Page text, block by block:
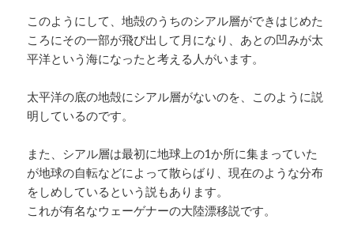
このようにして、地殻のうちのシアル層ができはじめた
ころにその一部が飛び出して月になり、あとの凹みが太
平洋という海になったと考える人がいます。
太平洋の底の地殻にシアル層がないのを、このように説
明しているのです。
また、シアル層は最初に地球上の1か所に集まっていた
が地球の自転などによって散らばり、現在のような分布
をしめしているという説もあります。
これが有名なウェーゲナーの大陸漂移説です。